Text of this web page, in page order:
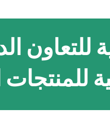
للتعاون
للمنتجات